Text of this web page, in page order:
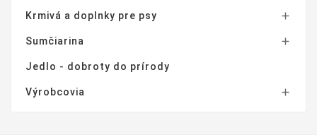
Krmivá a doplnky pre psy 
Sumčiarina 
Jedlo - dobroty do prírody
Výrobcovia 